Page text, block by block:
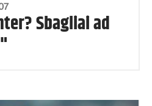
Sbagliai ad